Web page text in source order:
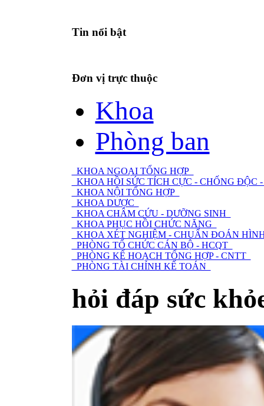
Tin nổi bật
Đơn vị trực thuộc
Khoa
Phòng ban
KHOA NGOẠI TỔNG HỢP
KHOA HỒI SỨC TÍCH CỰC - CHỐNG
KHOA NỘI TỔNG HỢP
KHOA DƯỢC
KHOA CHÂM CỨU - DƯỠNG SINH
KHOA PHỤC HỒI CHỨC NĂNG
KHOA XÉT NGHIỆM - CHUẨN ĐOÁN
PHÒNG TỔ CHỨC CÁN BỘ - HCQT
PHÒNG KẾ HOẠCH TỔNG HỢP - CNTT
PHÒNG TÀI CHÍNH KẾ TOÁN
hỏi đáp sức